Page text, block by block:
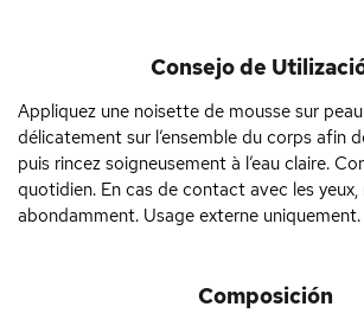
Consejo de
Appliquez une noisette de mousse sur
délicatement sur l’ensemble du corps afin
puis rincez soigneusement à l’eau claire.
quotidien. En cas de contact avec les yeux,
abondamment. Usage externe uniquement.
Composición